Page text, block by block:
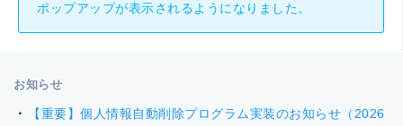
ポップアップが表示されるようになりました。
お知らせ
【重要】個人情報自動削除プログラム実装のお知らせ（2026